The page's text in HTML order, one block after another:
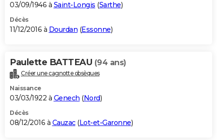
03/09/1946 à Saint-Longis (Sarthe)
Décès
11/12/2016 à Dourdan (Essonne)
Paulette BATTEAU (94 ans)
Créer une cagnotte obsèques
Naissance
03/03/1922 à Genech (Nord)
Décès
08/12/2016 à Cauzac(Lot-et-Garonne)